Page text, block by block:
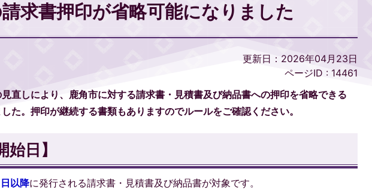
求書押印が省略可能になりました
更新日：2026年04月23日
ページID : 14461
直しにより、鹿角市に対する請求書・見積書及び納品書への押印を省略できる
た。押印が継続する書類もありますのでルールをご確認ください。
始日】
以降に発行される請求書・見積書及び納品書が対象です。